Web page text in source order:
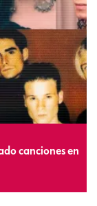
canciones en